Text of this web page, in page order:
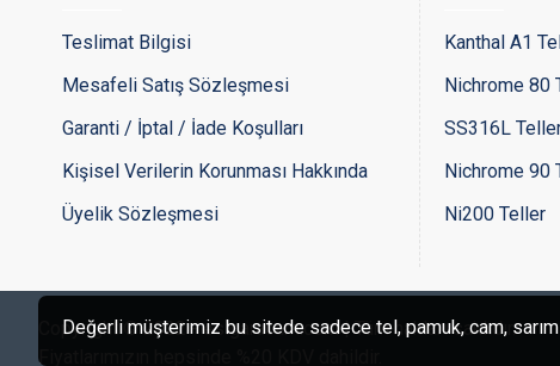
Teslimat Bilgisi
Mesafeli Satış Sözleşmesi
Garanti / İptal / İade Koşulları
Kişisel Verilerin Korunması Hakkında
Üyelik Sözleşmesi
Kanthal A1
Nichrome 80
SS316L
Nichrome 90
Ni200 Teller
Copyright © 2022 - esigaracam.com | Tüm hakları saklıdır.
Fiyatlarımızın hepsinde %20 KDV dahildir.
Değerli müşterimiz bu sitede sadece tel, pamuk, cam, sarım